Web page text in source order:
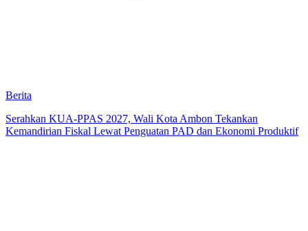
Berita
Serahkan KUA-PPAS 2027, Wali Kota Ambon Tekankan
Kemandirian Fiskal Lewat Penguatan PAD dan Ekonomi Produktif